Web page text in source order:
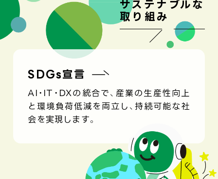
サステナブルな
取り組み
SDGs宣言
AI・IT・DXの統合で、産業の生産性向上
と環境負荷低減を両立し、持続可能な社
会を実現します。